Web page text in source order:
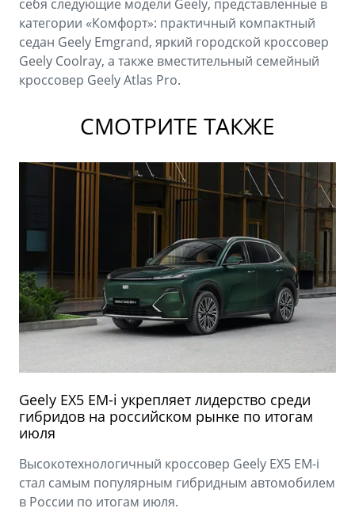
себя следующие модели Geely, представленные в
категории «Комфорт»: практичный компактный
седан Geely Emgrand, яркий городской кроссовер
Geely Coolray, а также вместительный семейный
кроссовер Geely Atlas Pro.
СМОТРИТЕ ТАКЖЕ
Geely EX5 EM-i укрепляет лидерство среди
гибридов на российском рынке по итогам
июля
Высокотехнологичный кроссовер Geely EX5 EM-i
стал самым популярным гибридным автомобилем
в России по итогам июля.